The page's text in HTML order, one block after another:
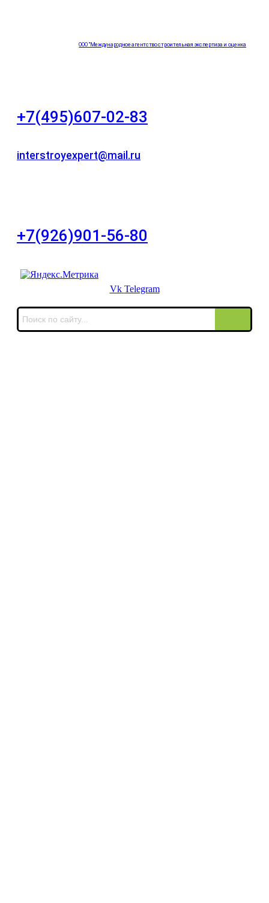
ООО "Международное агентство строительная экспертиза и оценка
+7(495)607-02-83
interstroyexpert@mail.ru
+7(926)901-56-80
Vk Telegram